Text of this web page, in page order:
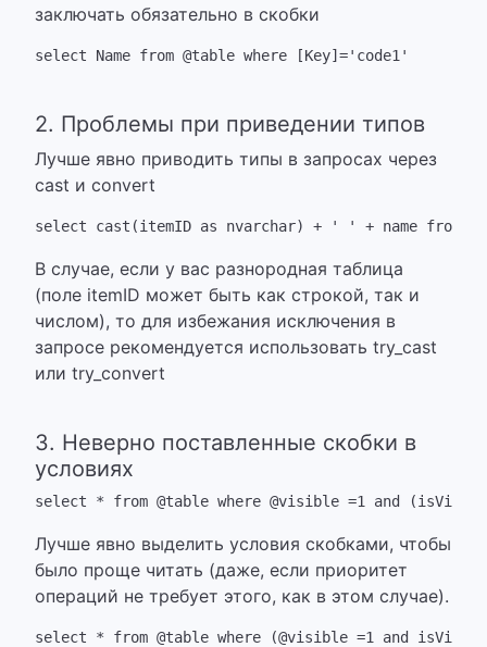
заключать обязательно в скобки
select Name from @table where [Key]='code1'
2. Проблемы при приведении типов
Лучше явно приводить типы в запросах через
cast и convert
select cast(itemID as nvarchar) + ' ' + name from
В случае, если у вас разнородная таблица
(поле itemID может быть как строкой, так и
числом), то для избежания исключения в
запросе рекомендуется использовать try_cast
или try_convert
3. Неверно поставленные скобки в
условиях
Лучше явно выделить условия скобками, чтобы
было проще читать (даже, если приоритет
операций не требует этого, как в этом случае).
select * from @table where (@visible =1 and